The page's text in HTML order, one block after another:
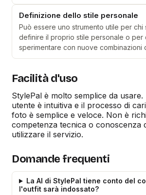
Definizione dello stile personale
Può essere uno strumento utile per chi
definire il proprio stile personale o per
sperimentare con nuove combinazioni
Facilità d'uso
StylePal è molto semplice da
utente è intuitiva e il processo di
foto è semplice e veloce. Non è
competenza tecnica o conoscenza
utilizzare il servizio.
Domande frequenti
La AI di StylePal tiene conto del
l'outfit sarà indossato?